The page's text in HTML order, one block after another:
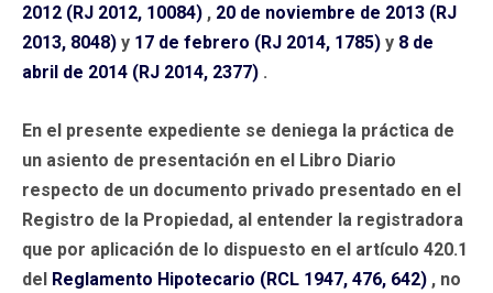
2012 (RJ 2012, 10084) , 20 de noviembre de 2013 (RJ
2013, 8048) y 17 de febrero (RJ 2014, 1785) y 8 de
abril de 2014 (RJ 2014, 2377) .
En el presente expediente se deniega la práctica de
un asiento de presentación en el Libro Diario
respecto de un documento privado presentado en el
Registro de la Propiedad, al entender la registradora
que por aplicación de lo dispuesto en el artículo 420.1
del Reglamento Hipotecario (RCL 1947, 476, 642) , no